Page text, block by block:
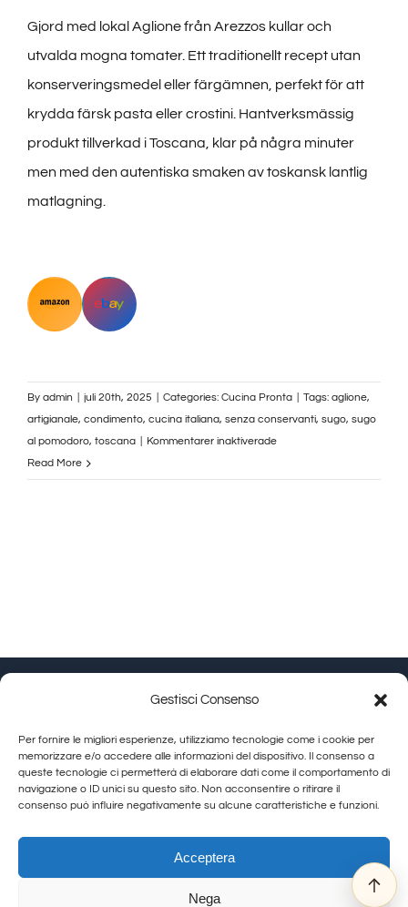
Gestisci Consenso
Per fornire le migliori esperienze, utilizziamo tecnologie come i cookie per
memorizzare e/o accedere alle informazioni del dispositivo. Il consenso a
queste tecnologie ci permetterà di elaborare dati come il comportamento di
navigazione o ID unici su questo sito. Non acconsentire o ritirare il
consenso può influire negativamente su alcune caratteristiche e funzioni.
Acceptera
Nega
Gjord med lokal Aglione från Arezzos kullar och
utvalda mogna tomater. Ett traditionellt recept utan
konserveringsmedel eller färgämnen, perfekt för att
krydda färsk pasta eller crostini. Hantverksmässig
produkt tillverkad i Toscana, klar på några minuter
men med den autentiska smaken av toskansk lantlig
matlagning.
By admin juli 20th, 2025 Categories: Cucina Pronta Tags: aglione,
artigianale, condimento, cucina italiana, senza conservanti, sugo, sugo
al pomodoro, toscana Kommentarer inaktiveradeför
Read More
Granducato Gestioni srl | P.IVA 02215630514 | Via
Calamandrei 145 Arezzo (AR) |Cookie Policy|Privacy
Policy
Allegra Toscana Arezzo